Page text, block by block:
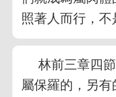
照著人而行，不
林前三章四
屬保羅的，另